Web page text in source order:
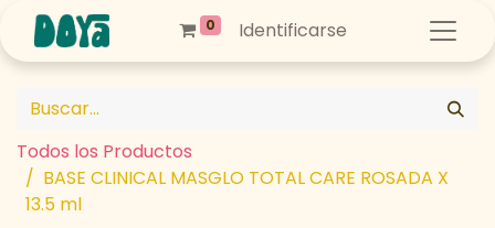
0 Identificarse
Todos los Productos
BASE CLINICAL MASGLO TOTAL CARE ROSADA X
13.5 ml